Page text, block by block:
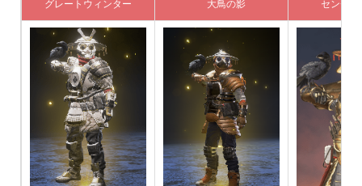
グレートウィンター 大鳥の影 センチ